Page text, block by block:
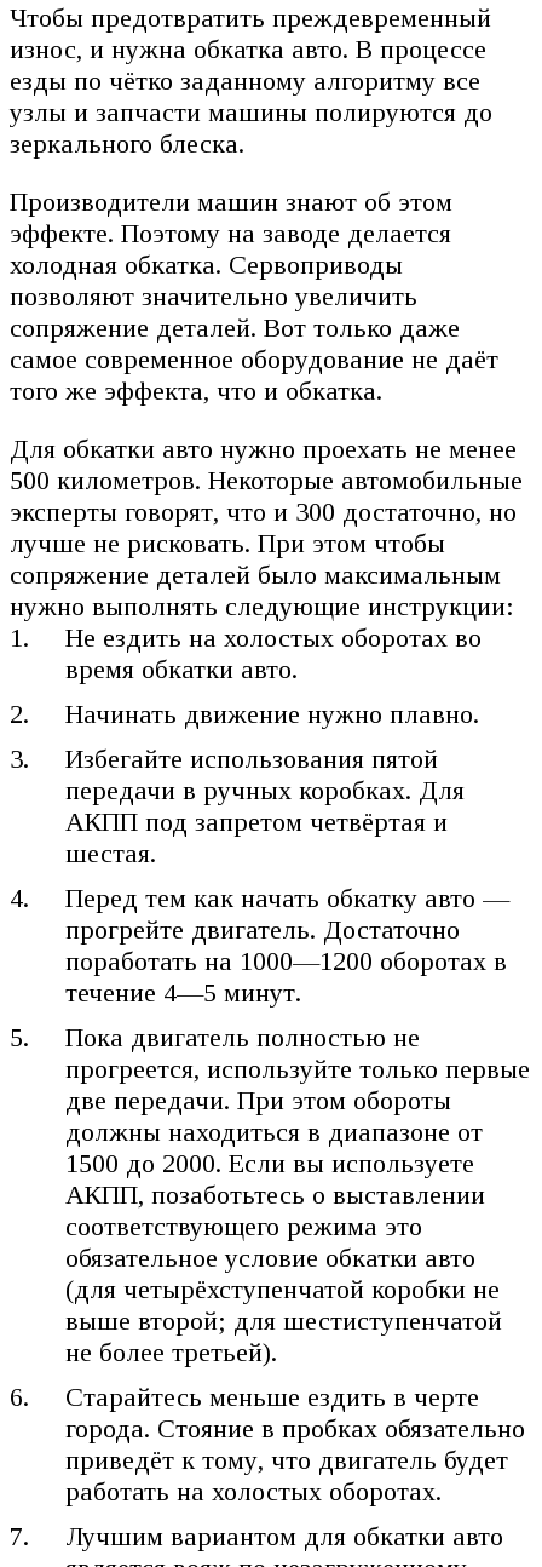
Чтобы предотвратить преждевременный
износ, и нужна обкатка авто. В процессе
езды по чётко заданному алгоритму все
узлы и запчасти машины полируются до
зеркального блеска.
Производители машин знают об этом
эффекте. Поэтому на заводе делается
холодная обкатка. Сервоприводы
позволяют значительно увеличить
сопряжение деталей. Вот только даже
самое современное оборудование не даёт
того же эффекта, что и обкатка.
Для обкатки авто нужно проехать не менее
500 километров. Некоторые автомобильные
эксперты говорят, что и 300 достаточно, но
лучше не рисковать. При этом чтобы
сопряжение деталей было максимальным
нужно выполнять следующие инструкции:
Не ездить на холостых оборотах во
время обкатки авто.
Начинать движение нужно плавно.
Избегайте использования пятой
передачи в ручных коробках. Для
АКПП под запретом четвёртая и
шестая.
Перед тем как начать обкатку авто —
прогрейте двигатель. Достаточно
поработать на 1000—1200 оборотах в
течение 4—5 минут.
Пока двигатель полностью не
прогреется, используйте только первые
две передачи. При этом обороты
должны находиться в диапазоне от
1500 до 2000. Если вы используете
АКПП, позаботьтесь о выставлении
соответствующего режима это
обязательное условие обкатки авто
(для четырёхступенчатой коробки не
выше второй; для шестиступенчатой
не более третьей).
Старайтесь меньше ездить в черте
города. Стояние в пробках обязательно
приведёт к тому, что двигатель будет
работать на холостых оборотах.
Лучшим вариантом для обкатки авто